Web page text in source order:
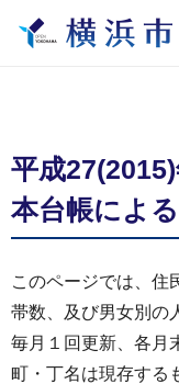
平成
本台帳による
このページでは、住
帯数、及び男女別の
毎月１回更新、各月
町・丁名は現存する